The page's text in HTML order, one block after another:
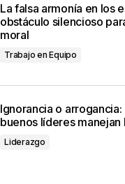
La falsa armonía en los
obstáculo silencioso
moral
Trabajo en Equipo
Ignorancia o
buenos líderes
Liderazgo